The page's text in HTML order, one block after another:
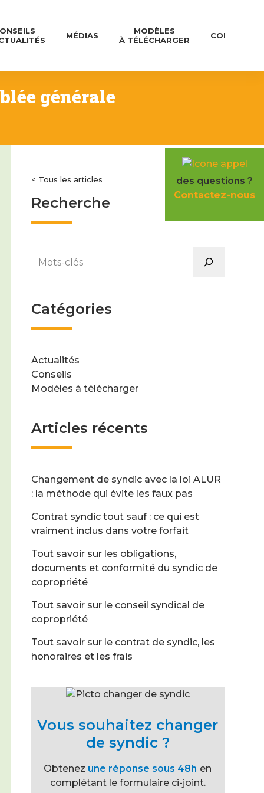
MÉDIAS
MODÈLES
À TÉLÉCHARGER
CONTACT
générale
< Tous les articles
Recherche
Catégories
Actualités
Conseils
Modèles à télécharger
Articles récents
Changement de syndic avec la loi ALUR
: la méthode qui évite les faux pas
Contrat syndic tout sauf : ce qui est
vraiment inclus dans votre forfait
Tout savoir sur les obligations,
documents et conformité du syndic de
copropriété
Tout savoir sur le conseil syndical de
copropriété
Tout savoir sur le contrat de syndic, les
honoraires et les frais
Vous souhaitez changer
de syndic ?
Obtenez une réponse sous 48h en
complétant le formulaire ci-joint.
des questions ?
Contactez-nous